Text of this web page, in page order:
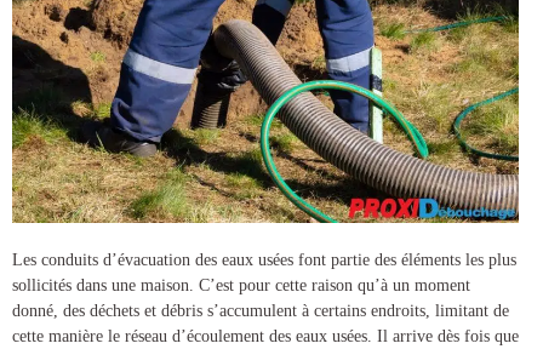
Les conduits d’évacuation des eaux usées font partie des éléments les plus
sollicités dans une maison. C’est pour cette raison qu’à un moment
donné, des déchets et débris s’accumulent à certains endroits, limitant de
cette manière le réseau d’écoulement des eaux usées. Il arrive dès fois que